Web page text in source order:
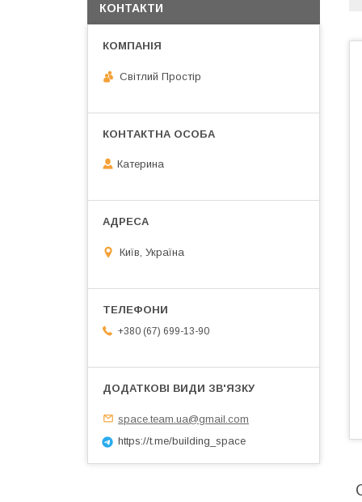
КОНТАКТИ
Світлий Простір
Катерина
Київ, Україна
+380 (67) 699-13-90
space.team.ua@gmail.com
https://t.me/building_space